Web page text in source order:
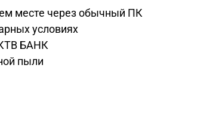
месте через обычный ПК
условиях
БАНК
пыли